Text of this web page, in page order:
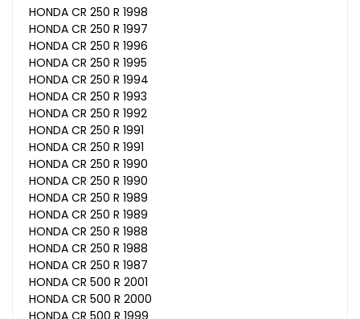
HONDA CR 250 R 1998
HONDA CR 250 R 1997
HONDA CR 250 R 1996
HONDA CR 250 R 1995
HONDA CR 250 R 1994
HONDA CR 250 R 1993
HONDA CR 250 R 1992
HONDA CR 250 R 1991
HONDA CR 250 R 1991
HONDA CR 250 R 1990
HONDA CR 250 R 1990
HONDA CR 250 R 1989
HONDA CR 250 R 1989
HONDA CR 250 R 1988
HONDA CR 250 R 1988
HONDA CR 250 R 1987
HONDA CR 500 R 2001
HONDA CR 500 R 2000